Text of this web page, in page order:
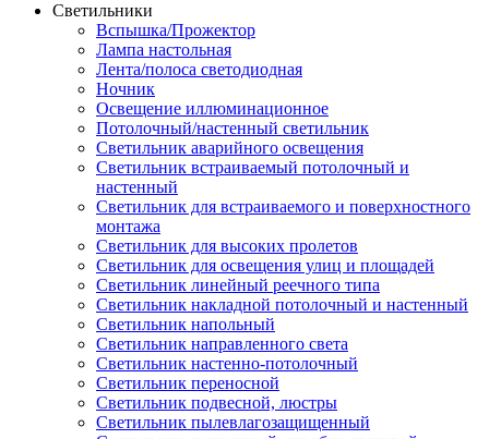
Светильники
Вспышка/Прожектор
Лампа настольная
Лента/полоса светодиодная
Ночник
Освещение иллюминационное
Потолочный/настенный светильник
Светильник аварийного освещения
Светильник встраиваемый потолочный и
настенный
Светильник для встраиваемого и поверхностного
монтажа
Светильник для высоких пролетов
Светильник для освещения улиц и площадей
Светильник линейный реечного типа
Светильник накладной потолочный и настенный
Светильник напольный
Светильник направленного света
Светильник настенно-потолочный
Светильник переносной
Светильник подвесной, люстры
Светильник пылевлагозащищенный